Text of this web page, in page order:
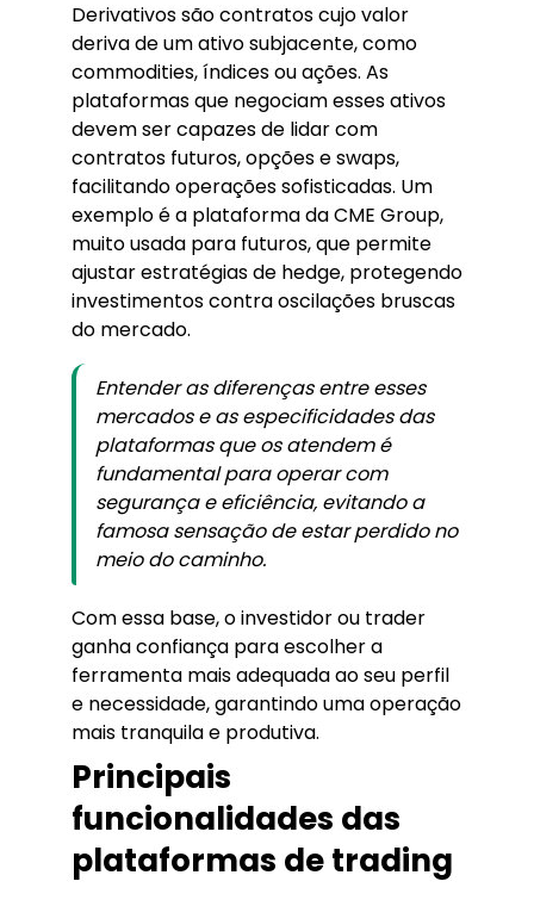
Derivativos são contratos cujo valor
deriva de um ativo subjacente, como
commodities, índices ou ações. As
plataformas que negociam esses ativos
devem ser capazes de lidar com
contratos futuros, opções e swaps,
facilitando operações sofisticadas. Um
exemplo é a plataforma da CME Group,
muito usada para futuros, que permite
ajustar estratégias de hedge, protegendo
investimentos contra oscilações bruscas
do mercado.
Entender as diferenças entre esses
mercados e as especificidades das
plataformas que os atendem é
fundamental para operar com
segurança e eficiência, evitando a
famosa sensação de estar perdido no
meio do caminho.
Com essa base, o investidor ou trader
ganha confiança para escolher a
ferramenta mais adequada ao seu perfil
e necessidade, garantindo uma operação
mais tranquila e produtiva.
Principais
funcionalidades das
plataformas de trading